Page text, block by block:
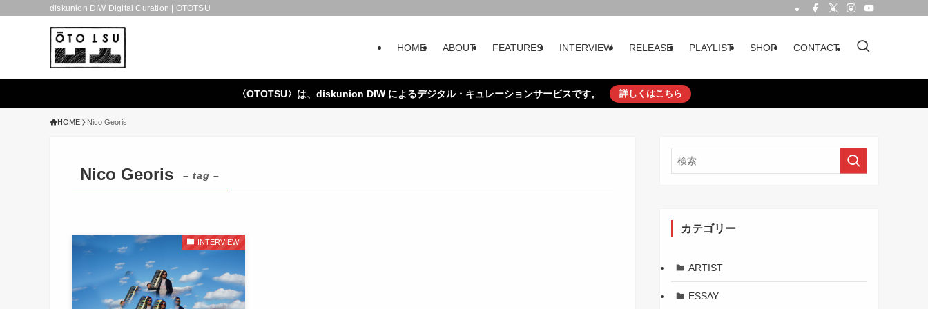
diskunion DIW Digital Curation | OTOTSU
HOME ABOUT FEATURES INTERVIEW RELEASE PLAYLIST SHOP CONTACT
〈OTOTSU〉は、diskunion DIW によるデジタル・キュレーションサービスです。 詳しくはこちら
HOME Nico Georis
Nico Georis – tag –
INTERVIEW
カテゴリー
ARTIST
ESSAY